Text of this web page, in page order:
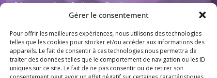
Gérer le consentement
Pour offrir les meilleures expériences, nous utilisons des technologies
telles que les cookies pour stocker et/ou accéder aux informations des
appareils. Le fait de consentir à ces technologies nous permettra de
traiter des données telles que le comportement de navigation ou les ID
uniques sur ce site. Le fait de ne pas consentir ou de retirer son
Foire aux questions – Destinations Cheval
INFOS
Mentions légales
Plan du site
Destinations Cheval